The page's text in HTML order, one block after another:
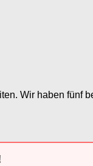
Wir haben fünf